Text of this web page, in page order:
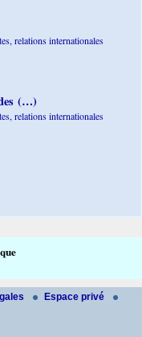
relations internationales
(…)
relations internationales
Espace privé